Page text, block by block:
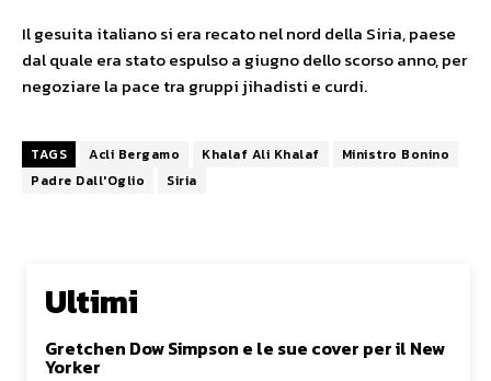
Il gesuita italiano si era recato nel nord della Siria, paese
dal quale era stato espulso a giugno dello scorso anno, per
negoziare la pace tra gruppi jihadisti e curdi.
TAGS Acli Bergamo Khalaf Ali Khalaf
Ministro Bonino
Padre Dall'Oglio
Siria
Ultimi
Gretchen Dow Simpson e le sue cover per il New
Yorker